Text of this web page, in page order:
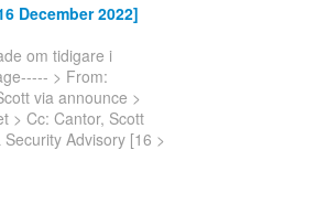
December 2022]
om tidigare i
> From:
via announce >
> Cc: Cantor, Scott
Advisory [16 >